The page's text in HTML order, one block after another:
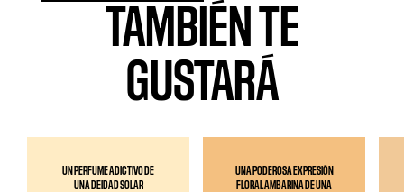
TAMBIÉN TE
GUSTARÁ
UN PERFUME ADICTIVO DE
UNA DEIDAD SOLAR
UNA PODEROSA EXPRESIÓN
FLORAL AMBARINA DE UNA